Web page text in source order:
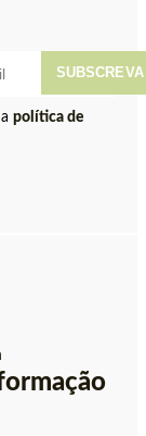
política de
SUBSCREVA